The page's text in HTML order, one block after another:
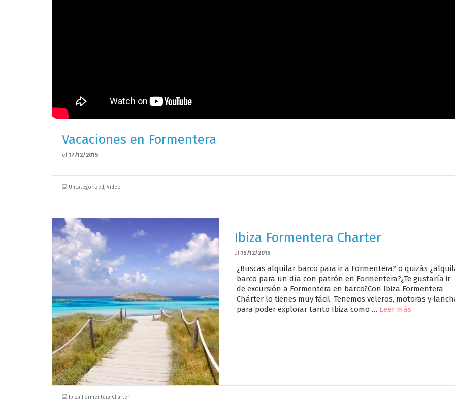
Vacaciones en Formentera
el 17/12/2015
Uncategorized, Video
Ibiza Formentera Charter
el15/12/2015
¿Buscas alquilar barco para ir a Formentera? o quizás
barco para un día con patrón en Formentera?¿Te gustaría ir
de excursión a Formentera en barco?Con Ibiza Formentera
Chárter lo tienes muy fácil. Tenemos veleros, motoras y
para poder explorar tanto Ibiza como … Leer más
Ibiza Formentera Charter